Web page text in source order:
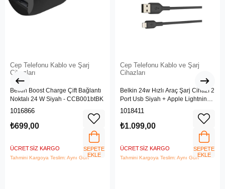
Cep Telefonu Kablo ve Şarj
Cihazları
Belkin Boost Charge Çift Bağlantı
Noktalı 24 W Siyah - CCB001btBK
1016866
₺699,00
ÜCRETSIZ KARGO
Tahmini Kargoya Teslim: Aynı Gün
SEPETE
EKLE
Cep Telefonu Kablo ve Şarj
Cihazları
Belkin 24w Hızlı Araç Şarj Cihazı 2
Port Usb Siyah + Apple Lightning
Kablo
1018411
₺1.099,00
ÜCRETSIZ KARGO
Tahmini Kargoya Teslim: Aynı Gün
SEPETE
EKLE